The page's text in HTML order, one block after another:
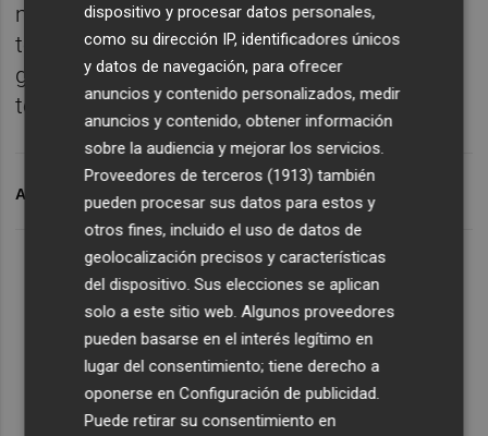
motivación debe imponerse", comentó el
técnico argentino, cuyo equipo solo ha
ganado un partido a domicilio en toda la
temporada.
ARCHIVADO EN
dispositivo y procesar datos personales,
como su dirección IP, identificadores únicos
y datos de navegación, para ofrecer
anuncios y contenido personalizados, medir
anuncios y contenido, obtener información
sobre la audiencia y mejorar los servicios.
Proveedores de terceros (1913) también
pueden procesar sus datos para estos y
otros fines, incluido el uso de datos de
geolocalización precisos y características
del dispositivo. Sus elecciones se aplican
solo a este sitio web. Algunos proveedores
pueden basarse en el interés legítimo en
lugar del consentimiento; tiene derecho a
oponerse enConfiguración de publicidad.
Puede retirar su consentimiento en